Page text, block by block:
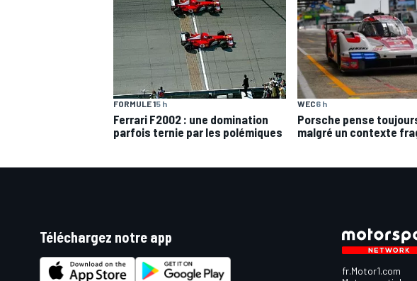
FORMULE 15 h
Ferrari F2002 : une domination
parfois ternie par les polémiques
WEC6 h
Porsche pense
malgré un contexte
Téléchargez notre app
fr.Motor1.com